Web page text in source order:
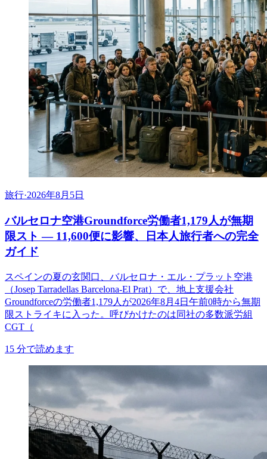
旅行·2026年8月5日
バルセロナ空港Groundforce労働者1,179人が無期
限スト ― 11,600便に影響、日本人旅行者への完全
ガイド
スペインの夏の玄関口、バルセロナ・エル・プラット空港
（Josep Tarradellas Barcelona-El Prat）で、地上支援会社
Groundforceの労働者1,179人が2026年8月4日午前0時から無期
限ストライキに入った。呼びかけたのは同社の多数派労組
CGT（
15 分で読めます